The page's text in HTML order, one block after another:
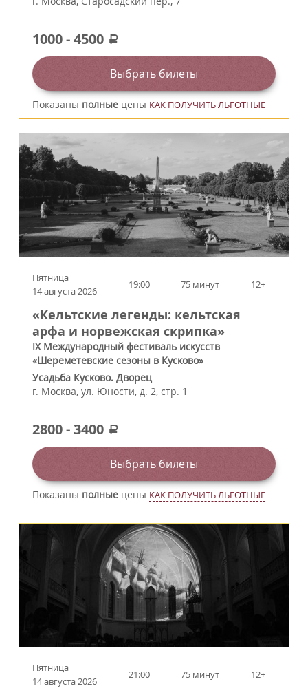
1000-4500 a
Выбрать билеты
Показаны полные цены КАК ПОЛУЧИТЬ ЛЬГОТНЫЕ
Пятница
14 августа 2026
19:00 75 минут 12+
«Кельтские легенды: кельтская
арфа и норвежская скрипка»
IX Международный фестиваль искусств
«Шереметевские сезоны в Кусково»
Усадьба Кусково. Дворец
г. Москва, ул. Юности, д. 2, стр. 1
2800-3400 a
Выбрать билеты
Показаны полные цены КАК ПОЛУЧИТЬ ЛЬГОТНЫЕ
Пятница
14 августа 2026
21:00 75 минут 12+